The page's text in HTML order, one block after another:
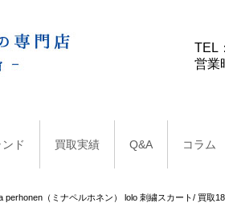
TEL
営業
ド 買取実績 Q&A コラム
perhonen（ミナペルホネン） lolo 刺繍スカート/ 買取